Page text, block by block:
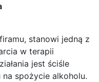
stanowi jedną z
w terapii
jest ściśle
spożycie alkoholu.